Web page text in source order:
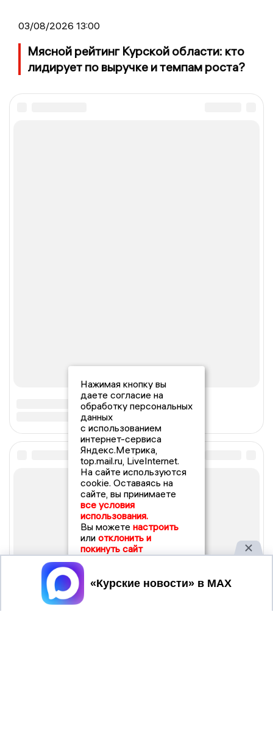
03/08/2026 13:00
Мясной рейтинг Курской области: кто
лидирует по выручке и темпам роста?
Нажимая кнопку вы
даете согласие на
обработку персональных
данных
с использованием
интернет-сервиса
Яндекс.Метрика,
top.mail.ru, LiveInternet.
На сайте используются
cookie. Оставаясь на
сайте, вы принимаете
все условия
использования.
Вы можете настроить
или отклонить и
покинуть сайт
Принять